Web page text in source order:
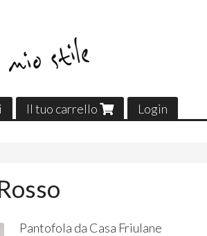
Il tuo carrello Login
Pantofola da Casa Friulane